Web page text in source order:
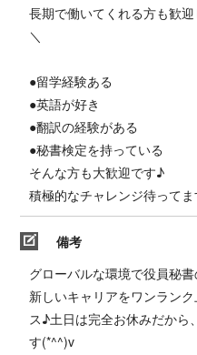
長期で働いてくれる方も歓
＼
●留学経験ある
●英語が好き
●翻訳の経験がある
●秘書検定を持っている
そんな方も大歓迎です♪
積極的なチャレンジ待って
備考
グローバルな環境で役員秘
新しいキャリアをワンラン
ス♪土日は完全お休みだから
す(*^^)v